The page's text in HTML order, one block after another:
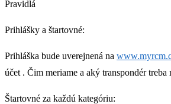
Pravidlá
Prihlášky a štartovné:
Prihláška bude uverejnená na
účet . Čim meriame a aký transpondér treba
Štartovné za každú kategóriu: